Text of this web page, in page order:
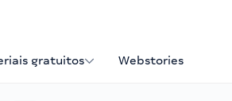
gratuitos Webstories